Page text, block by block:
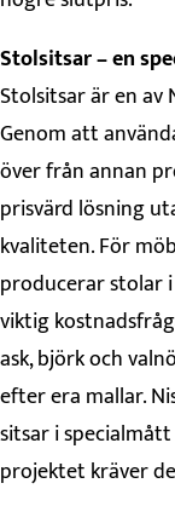
Stolsitsar – en
Stolsitsar är en av
Genom att
över från annan
prisvärd lösning
kvaliteten. För
producerar stolar
viktig
ask, björk och
efter era mallar.
sitsar i
projektet kräver